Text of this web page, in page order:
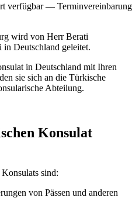
verfügbar — Terminvereinbarung
wird von Herr Berati
Deutschland geleitet.
in Deutschland mit Ihren
sie sich an die Türkische
Abteilung.
Konsulat
sind:
von Pässen und anderen